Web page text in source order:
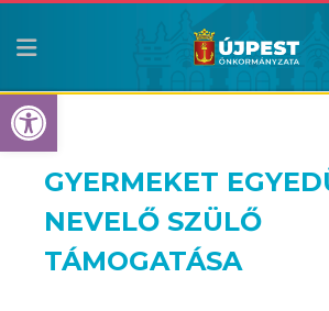
Eszköztár
GYERMEKET
NEVELŐ SZÜLŐ
TÁMOGATÁSA